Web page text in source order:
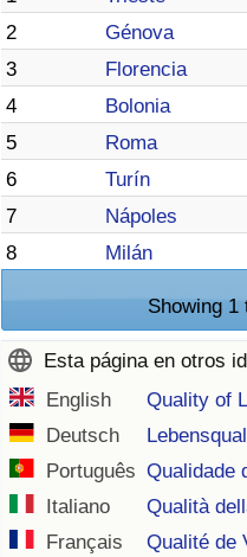
2
Génova
3
Florencia
4
Bolonia
5
Roma
6
Turín
7
Nápoles
8
Milán
Showing 1
Esta página en otros
English
Quality of
Deutsch
Português Qualidade
Italiano
Qualità
Français
Qualité de